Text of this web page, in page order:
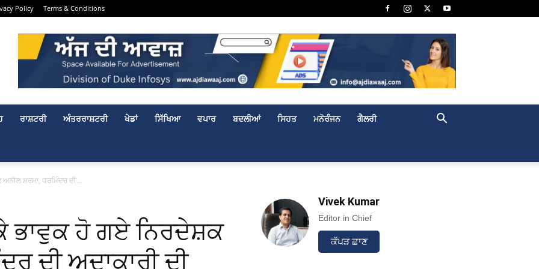
Policy Terms & Conditions
ਰਾਸ਼ਟਰੀ ਅੰਤਰਰਾਸ਼ਟਰੀ ਖੇਡਾਂ ਸਿੱਖਿਆ ਵਪਾਰ ਬਦਲੀਆਂ ਸਿਹਤ ਮਨੋਰੰਜਨ ਗੈਲਰੀ
ਸ਼ਰਮਾ, ਧਰਮਿੰਦਰ ਦੀ...
ਭਾਵੁਕ ਹੋ ਗਏ ਨਿਰਦੇਸ਼ਕ
ਦੀ ਅਦਾਕਾਰੀ ਦੀ
Vivek Kumar
Editor in Chief
ਕੱਪੜ ਛਾਣ